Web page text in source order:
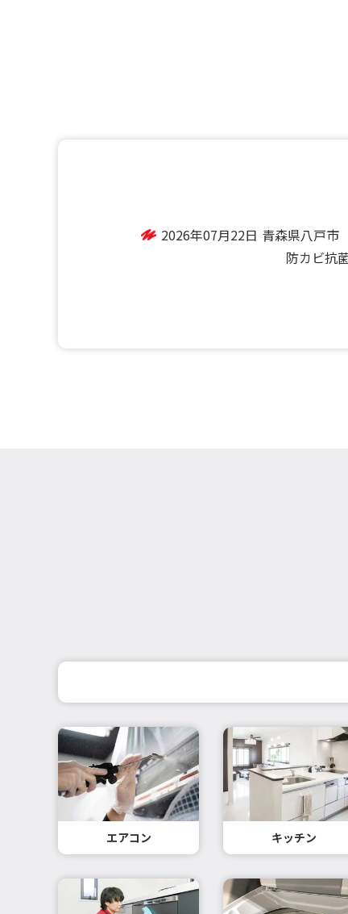
2026年07月22日 青森県八戸市
防カビ抗
エアコン キッチン